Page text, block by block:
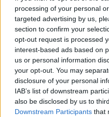
processing of your personal
targeted advertising by us,
section to confirm your
opt-out request is processed
interest-based ads based on
us or personal information
your opt-out. You may
disclosure of your personal
IAB’s list of downstream
also be disclosed by us to
Downstream Participants that
Κύπρος – Ελλάδα (30/
Γεωργία – Ελλάδα
Ελλάδα – Βοσνία/
Ισπανία – Ελλάδα (4/